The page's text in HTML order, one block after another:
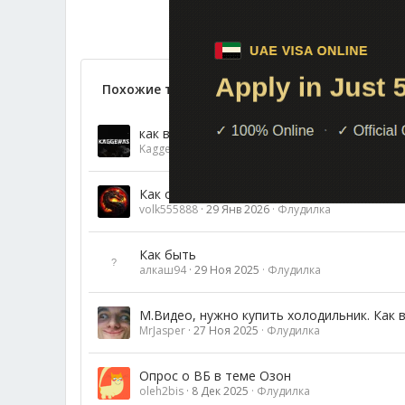
Похожие темы
как выгоднее вывести доллары с вебмани?
Kaggewas
Как оплатить ИИ ?
volk555888 29 Янв 2026 Флудилка
Как быть
алкаш94 29 Ноя 2025 Флудилка
М.Видео, нужно купить холодильник. Как
MrJasper 27 Ноя 2025 Флудилка
Опрос о ВБ в теме Озон
oleh2bis 8 Дек 2025 Флудилка